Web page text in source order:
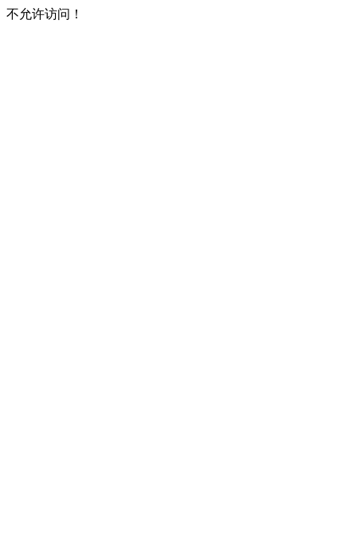
不允许访问！